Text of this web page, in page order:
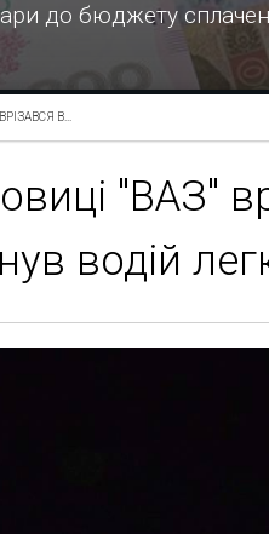
до бюджету
В...
"ВАЗ"
водій